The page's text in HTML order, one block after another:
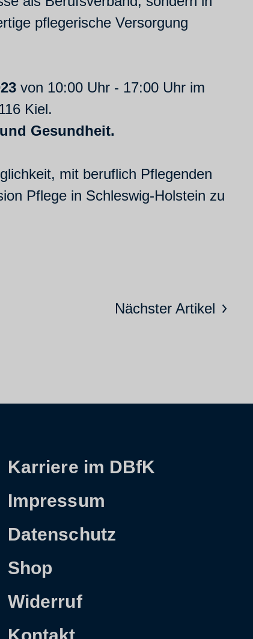
pflegerische Versorgung
von 10:00 Uhr - 17:00 Uhr im
Kiel.
Gesundheit.
mit beruflich Pflegenden
Pflege in Schleswig-Holstein zu
Nächster Artikel
Karriere im DBfK
Impressum
Datenschutz
Shop
Widerruf